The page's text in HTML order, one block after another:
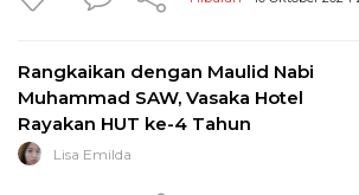
Rangkaikan dengan Maulid Nabi
Muhammad SAW, Vasaka Hotel
Rayakan HUT ke-4 Tahun
Lisa Emilda